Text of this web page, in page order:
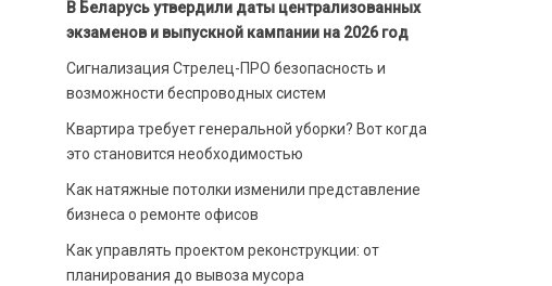
В Беларусь утвердили даты централизованных
экзаменов и выпускной кампании на 2026 год
Сигнализация Стрелец-ПРО безопасность и
возможности беспроводных систем
Квартира требует генеральной уборки? Вот когда
это становится необходимостью
Как натяжные потолки изменили представление
бизнеса о ремонте офисов
Как управлять проектом реконструкции: от
планирования до вывоза мусора